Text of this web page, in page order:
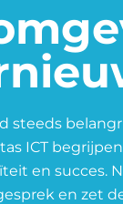
steeds
ICT
en succes.
en zet